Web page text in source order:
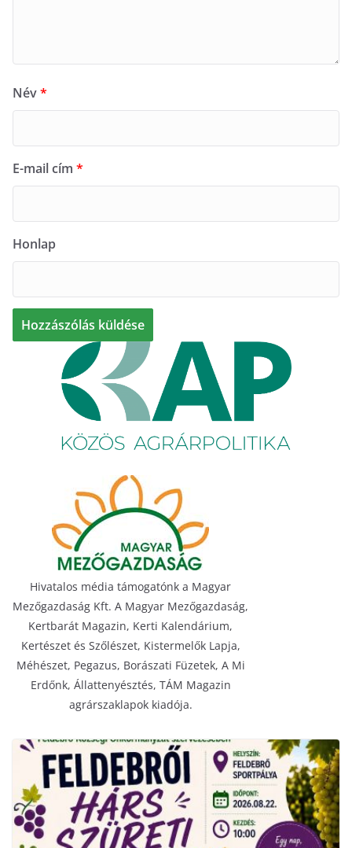
Név*
E-mail cím *
Honlap
Hivatalos média támogatónk a Magyar
Mezőgazdaság Kft. A Magyar Mezőgazdaság,
Kertbarát Magazin, Kerti Kalendárium,
Kertészet és Szőlészet, Kistermelők Lapja,
Méhészet, Pegazus, Borászati Füzetek, A Mi
Erdőnk, Állattenyésztés, TÁM Magazin
agrárszaklapok kiadója.